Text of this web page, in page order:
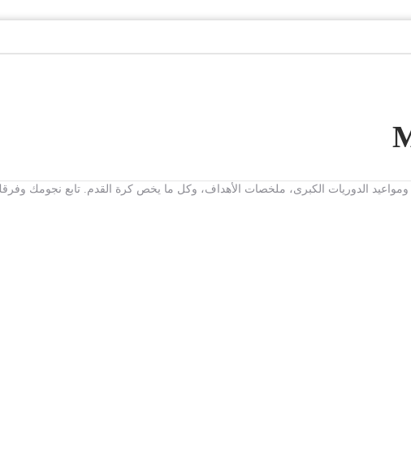
ومواعيد الدوريات الكبرى، ملخصات الأهداف، وكل ما يخص كرة القدم. تابع نجومك